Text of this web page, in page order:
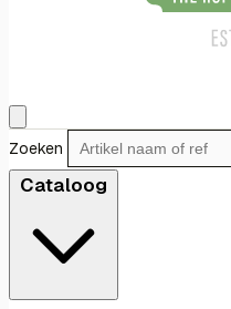
Zoeken
Cataloog